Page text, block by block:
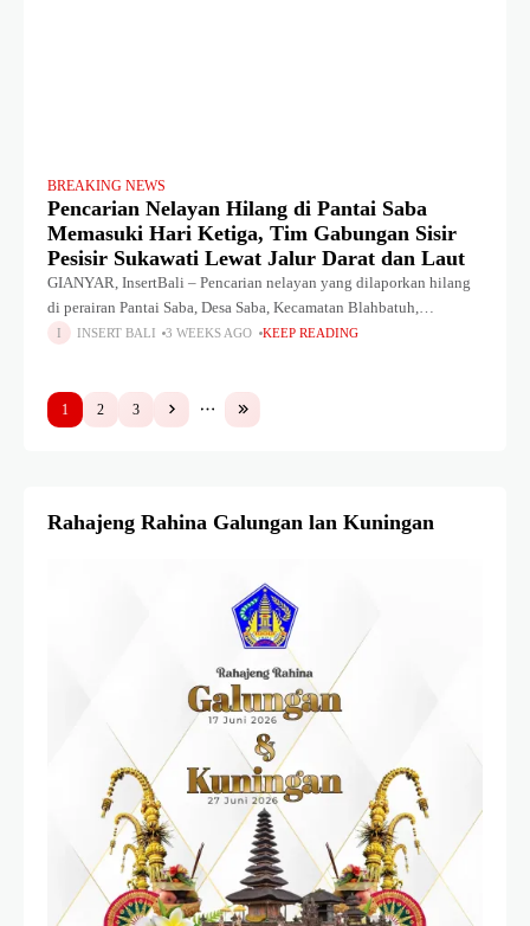
BREAKING NEWS
Pencarian Nelayan Hilang di Pantai Saba
Memasuki Hari Ketiga, Tim Gabungan Sisir
Pesisir Sukawati Lewat Jalur Darat dan Laut
GIANYAR, InsertBali – Pencarian nelayan yang dilaporkan hilang
di perairan Pantai Saba, Desa Saba, Kecamatan Blahbatuh,
Kabupaten Gianyar, terus dilakukan hingga hari ketiga, Minggu
INSERT BALI 3 WEEKS AGO KEEP READING
1 2 3
Rahajeng Rahina Galungan lan Kuningan